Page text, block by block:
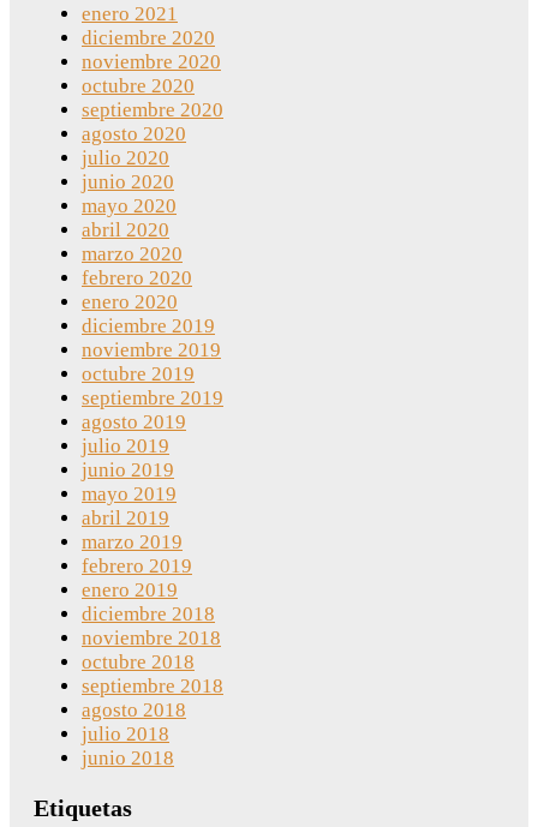
enero 2021
diciembre 2020
noviembre 2020
octubre 2020
septiembre 2020
agosto 2020
julio 2020
junio 2020
mayo 2020
abril 2020
marzo 2020
febrero 2020
enero 2020
diciembre 2019
noviembre 2019
octubre 2019
septiembre 2019
agosto 2019
julio 2019
junio 2019
mayo 2019
abril 2019
marzo 2019
febrero 2019
enero 2019
diciembre 2018
noviembre 2018
octubre 2018
septiembre 2018
agosto 2018
julio 2018
junio 2018
Etiquetas